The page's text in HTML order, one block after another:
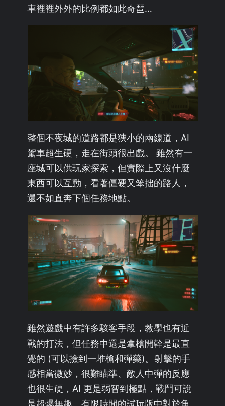
車裡裡外外的比例都如此奇琶…
整個不夜城的道路都是狹小的兩線道，AI
駕車超生硬，走在街頭很出戲。 雖然有一
座城可以供玩家探索，但實際上又沒什麼
東西可以互動，看著僵硬又笨拙的路人，
還不如直奔下個任務地點。
雖然遊戲中有許多駭客手段，教學也有近
戰的打法，但任務中還是拿槍開幹是最直
覺的 (可以撿到一堆槍和彈藥)。射擊的手
感相當微妙，很難瞄準、敵人中彈的反應
也很生硬，AI 更是弱智到極點，戰鬥可說
是超爆無趣。有限時間的試玩版中對於角